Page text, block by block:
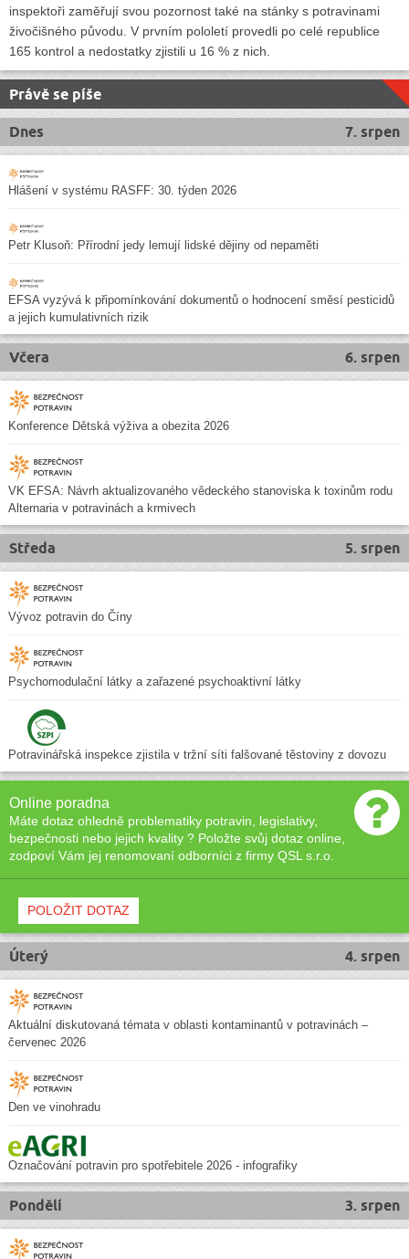
inspektoři zaměřují svou pozornost také na stánky s potravinami
živočišného původu. V prvním pololetí provedli po celé republice
165 kontrol a nedostatky zjistili u 16 % z nich.
Právě se píše
7. srpen
Dnes
Hlášení v systému RASFF: 30. týden 2026
Petr Klusoň: Přírodní jedy lemují lidské dějiny od nepaměti
EFSA vyzývá k připomínkování dokumentů o hodnocení směsí pesticidů
a jejich kumulativních rizik
6. srpen
Včera
Konference Dětská výživa a obezita 2026
VK EFSA: Návrh aktualizovaného vědeckého stanoviska k toxinům rodu
Alternaria v potravinách a krmivech
5. srpen
Středa
Vývoz potravin do Číny
Psychomodulační látky a zařazené psychoaktivní látky
Potravinářská inspekce zjistila v tržní síti falšované těstoviny z dovozu
Online poradna
Máte dotaz ohledně problematiky potravin, legislativy,
bezpečnosti nebo jejich kvality ? Položte svůj dotaz online,
zodpoví Vám jej renomovaní odborníci z firmy QSL s.r.o.
POLOŽIT DOTAZ
4. srpen
Úterý
Aktuální diskutovaná témata v oblasti kontaminantů v potravinách –
červenec 2026
Den ve vinohradu
Označování potravin pro spotřebitele 2026 - infografiky
3. srpen
Pondělí